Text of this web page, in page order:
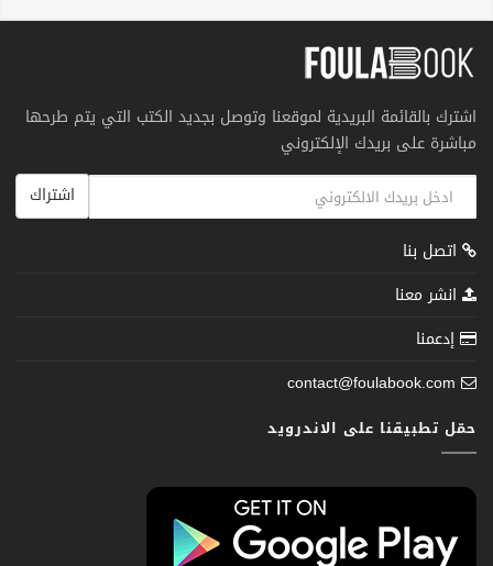
اشترك بالقائمة البريدية لموقعنا وتوصل بجديد الكتب التي يتم طرحها
مباشرة على بريدك الإلكتروني
اشتراك
اتصل بنا
انشر معنا
إدعمنا
contact@foulabook.com
حمّل تطبيقنا على الاندرويد